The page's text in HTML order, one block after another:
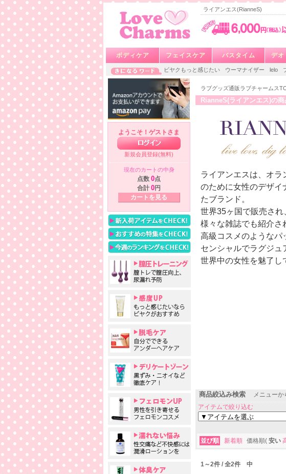
ライアンエス(RianneS)
ボディケア フェイスケア バスタイム デオ
ビヤクもっと感じたい ウーマナイザー lelo
ようこそ！ゲストさま
新規会員登録(無料)
現在のカートの中身
点数 0点
合計 0円
カートを見る
ラブグッズ通販ラブチャームス
RianneS(ライアンエス)の
ライアンエスは、オラ
のために女性のデザイ
たブランド。
世界35ヶ国で販売さ
様々な雑誌でも紹介さ
高級コスメのようなパ
センシャルでラグジュ
世界中の女性を魅了し
商品絞込み検索
メニュー
アイテムで絞り込む
並び順 新着順 価格順( 安い
1～2件 / 全2件 中